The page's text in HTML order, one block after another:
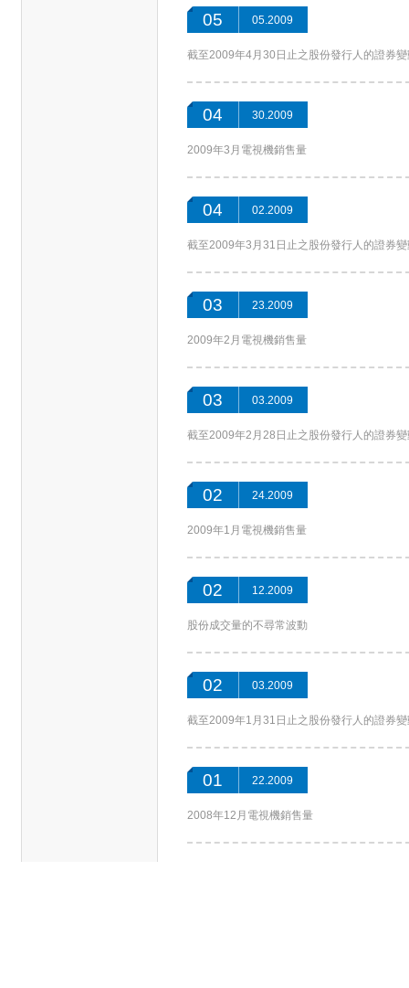
05 05.2009
截至2009年4月30日止之股份發行人的證券
04 30.2009
2009年3月電視機銷售量
04 02.2009
截至2009年3月31日止之股份發行人的證券
03 23.2009
2009年2月電視機銷售量
03 03.2009
截至2009年2月28日止之股份發行人的證券
02 24.2009
2009年1月電視機銷售量
02 12.2009
股份成交量的不尋常波動
02 03.2009
截至2009年1月31日止之股份發行人的證券
01 22.2009
2008年12月電視機銷售量